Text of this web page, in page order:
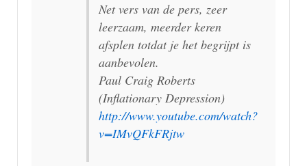
Net vers van de pers, zeer
leerzaam, meerder keren
afsplen totdat je het begrijpt is
aanbevolen.
Paul Craig Roberts
(Inflationary Depression)
http://www.youtube.com/watch?
v=IMvQFkFRjtw